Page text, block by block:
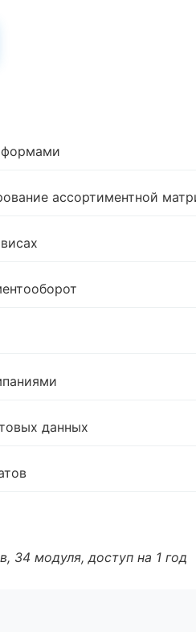
ассортиментной
данных
34 модуля, доступ на 1 год